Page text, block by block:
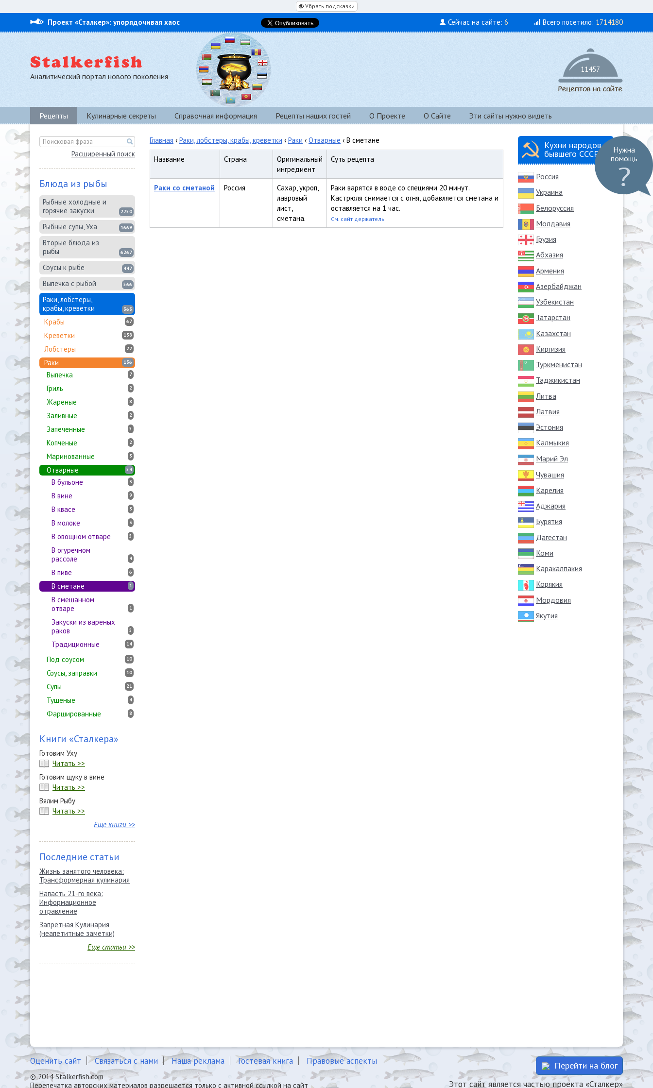
Убрать подсказки
Проект «Сталкер»: упорядочивая хаос Сейчас на сайте: 6 Всего посетило: 1714180
Аналитический портал нового поколения
11457
Рецепты Кулинарные секреты Справочная информация Рецепты наших гостей О Проекте О Сайте Эти сайты нужно видеть
Расширенный поиск
Блюда из рыбы
Рыбные холодные и
горячие закуски
2750
Рыбные супы, Уха 1669
Вторые блюда из
рыбы
6267
Соусы к рыбе 447
Выпечка с рыбой 566
Раки, лобстеры,
крабы, креветки
363
Крабы 67
Креветки 138
Лобстеры 22
Раки 136
Выпечка 7
Гриль 2
Жареные 8
Заливные 2
Запеченные 5
Копченые 2
Маринованные 3
Отварные 54
В бульоне 3
В вине 9
В квасе 3
В молоке 3
В овощном отваре 5
В огуречном
рассоле
4
В пиве 6
В сметане 1
В смешанном
отваре
1
Закуски из вареных
раков
5
Традиционные 14
Под соусом 10
Соусы, заправки 10
Супы 21
Тушеные 4
Фаршированные 8
Книги «Сталкера»
Готовим Уху
Читать >>
Готовим щуку в вине
Читать >>
Вялим Рыбу
Читать >>
Еще книги >>
Последние статьи
Жизнь занятого человека:
Трансформерная кулинария
Напасть 21-го века:
Информационное
отравление
Запретная Кулинария
(неапетитные заметки)
Еще статьи >>
Главная ‹ Раки, лобстеры, крабы, креветки ‹ Раки ‹ Отварные ‹ В сметане
Название Страна
Оригинальный
ингредиент
Суть рецепта
Раки со сметаной Россия
Сахар, укроп,
лавровый
лист,
сметана.
Раки варятся в воде со специями 20 минут.
Кастрюля снимается с огня, добавляется сметана и
оставляется на 1 час.
См. сайт держатель
Кухни народов
бывшего СССР
Россия
Украина
Белоруссия
Молдавия
Грузия
Абхазия
Армения
Азербайджан
Узбекистан
Татарстан
Казахстан
Киргизия
Туркменистан
Таджикистан
Литва
Латвия
Эстония
Калмыкия
Марий Эл
Чувашия
Карелия
Аджария
Бурятия
Дагестан
Коми
Каракалпакия
Корякия
Мордовия
Якутия
Оценить сайт Связаться с нами Наша реклама Гостевая книга Правовые аспекты
© 2014 Stalkerfish.com
Перепечатка авторских материалов разрешается только с активной ссылкой на сайт
Перейти на блог
Этот сайт является частью проекта «Сталкер»
Нужна
помощь